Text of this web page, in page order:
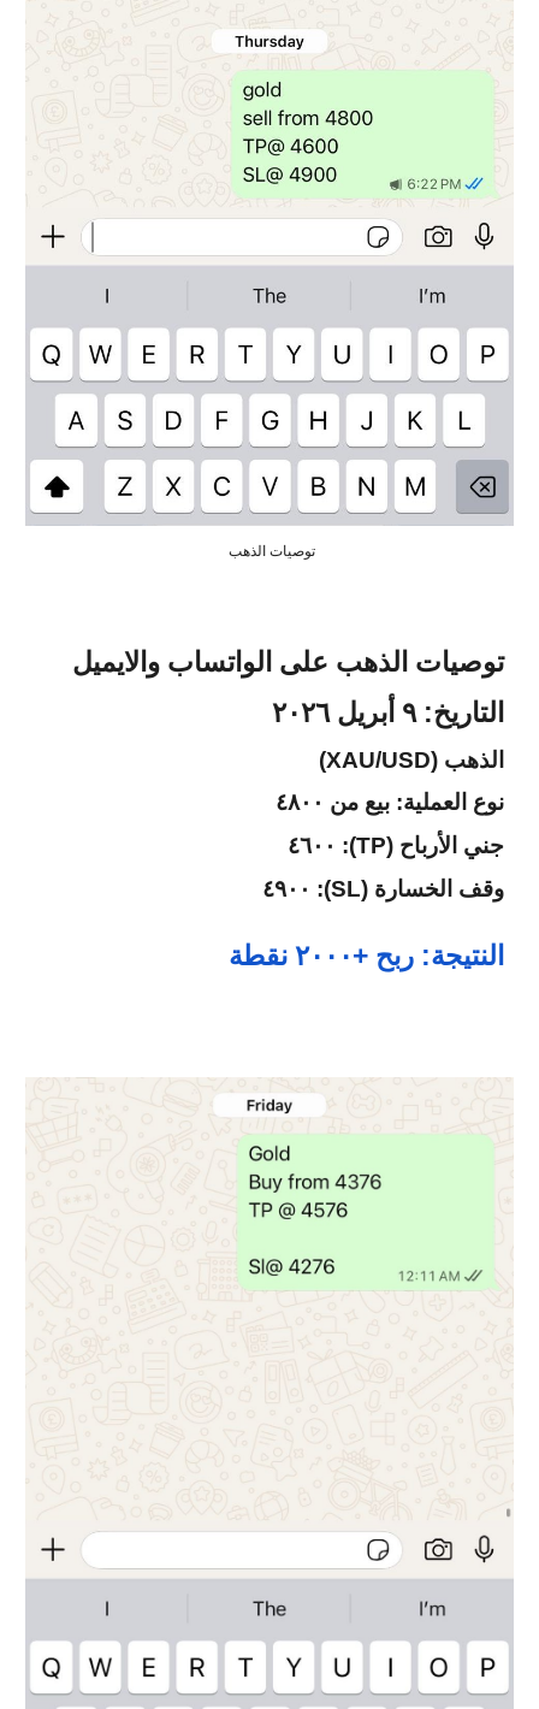
توصيات الذهب
توصيات الذهب على الواتساب والايميل
التاريخ: ٩ أبريل ٢٠٢٦
الذهب (XAU/USD)
نوع العملية: بيع من ٤٨٠٠
جني الأرباح (TP): ٤٦٠٠
وقف الخسارة (SL): ٤٩٠٠
النتيجة: ربح +٢٠٠٠ نقطة